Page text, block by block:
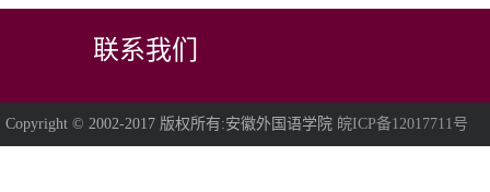
联系我们
Copyright © 2002-2017 版权所有:安徽外国语学院 皖ICP备12017711号